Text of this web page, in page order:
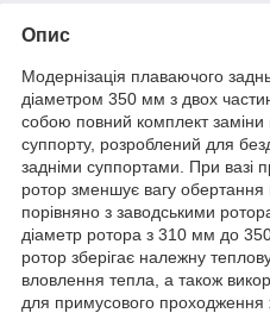
Опис
Модернізація плаваючого
діаметром 350 мм з двох
собою повний комплект заміни
суппорту, розроблений для
задніми суппортами. При вазі
ротор зменшує вагу
порівняно з заводськими
діаметр ротора з 310 мм до
ротор зберігає належну
вловлення тепла, а також
для примусового проходження